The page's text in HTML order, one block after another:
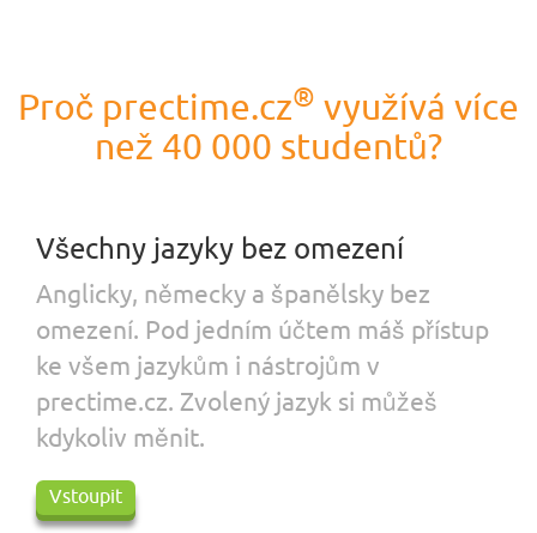
Proč prectime.cz® využívá více
než 40 000 studentů?
Všechny jazyky bez omezení
Anglicky, německy a španělsky bez
omezení. Pod jedním účtem máš přístup
ke všem jazykům i nástrojům v
prectime.cz. Zvolený jazyk si můžeš
kdykoliv měnit.
Vstoupit